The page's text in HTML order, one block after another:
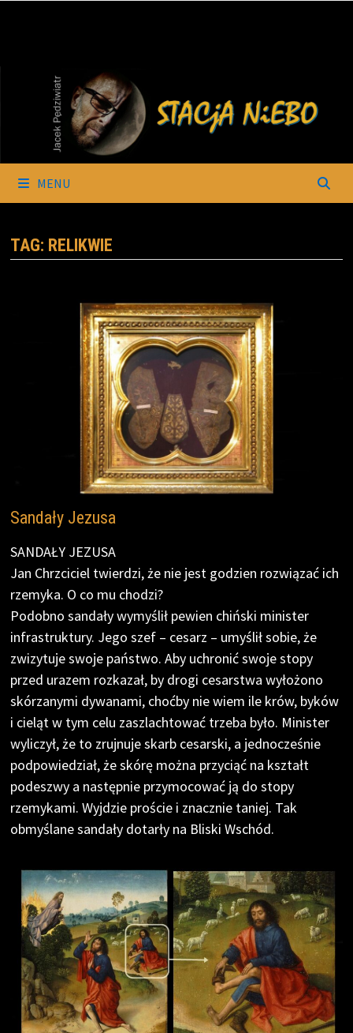
MENU
TAG: RELIKWIE
Sandały Jezusa
SANDAŁY JEZUSA
Jan Chrzciciel twierdzi, że nie jest godzien rozwiązać ich
rzemyka. O co mu chodzi?
Podobno sandały wymyślił pewien chiński minister
infrastruktury. Jego szef – cesarz – umyślił sobie, że
zwizytuje swoje państwo. Aby uchronić swoje stopy
przed urazem rozkazał, by drogi cesarstwa wyłożono
skórzanymi dywanami, choćby nie wiem ile krów, byków
i cieląt w tym celu zaszlachtować trzeba było. Minister
wyliczył, że to zrujnuje skarb cesarski, a jednocześnie
podpowiedział, że skórę można przyciąć na kształt
podeszwy a następnie przymocować ją do stopy
rzemykami. Wyjdzie proście i znacznie taniej. Tak
obmyślane sandały dotarły na Bliski Wschód.